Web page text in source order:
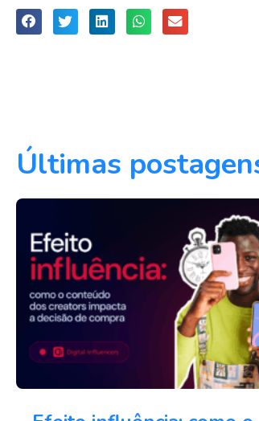
Últimas